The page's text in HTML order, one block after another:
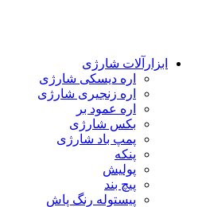
شارژی
اره دیسکی شارژی
اره زنجیری شارژی
اره عمود بر
بکس شارژی
پمپ باد شارژی
پیستوله رنگ پاش